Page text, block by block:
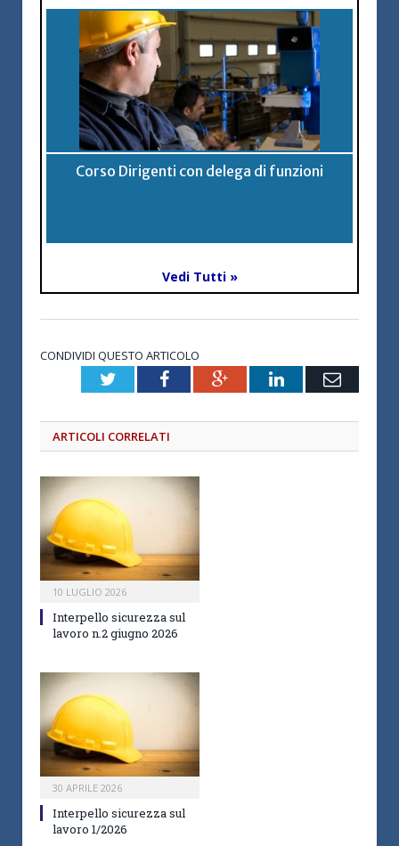
Corso Dirigenti con delega di funzioni
Vedi Tutti »
CONDIVIDI QUESTO ARTICOLO
TwitterFacebookGoogle+LinkedInEmail
ARTICOLI CORRELATI
10 LUGLIO 2026
Interpello sicurezza sul
lavoro n.2 giugno 2026
30 APRILE 2026
Interpello sicurezza sul
lavoro 1/2026